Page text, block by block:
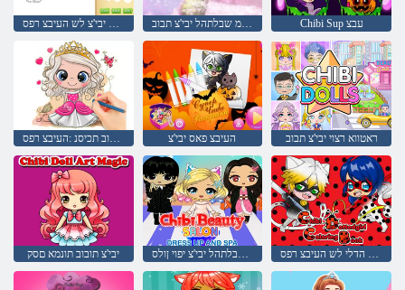
ךפהמ שבלתהל יבי'צ תבוב Chibi Sup עבצ
יבי'צ תבוב תכיסנ :העיבצ רפס העיבצ פאס יבי'צ ראטווא רצוי יבי'צ תבוב
יבי'צ תובוב תונמא םסק